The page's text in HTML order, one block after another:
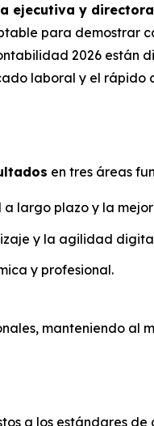
ejecutiva y directora
para demostrar
2026 están
laboral y el rápido
en tres áreas
largo plazo y la
y la agilidad
y profesional.
manteniendo al
a los estándares